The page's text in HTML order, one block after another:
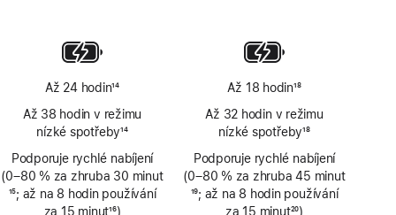
Až 24 hodin14
Až 38 hodin v režimu
nízké spotřeby14
Podporuje rychlé nabíjení
(0–80 % za zhruba 30 minut
Poznámka
15; až na 8 hodin používání
za 15 minut16)
Až 18 hodin18
Až 32 hodin v režimu
nízké spotřeby18
Podporuje rychlé nabíjení
(0–80 % za zhruba 45 minut
Poznámka
19; až na 8 hodin používání
za 15 minut20)